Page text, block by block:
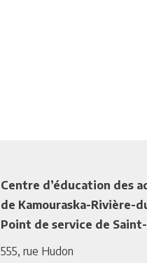
Centre d’éducation des
de Kamouraska-Rivière-
Point de service de Saint-
555, rue Hudon